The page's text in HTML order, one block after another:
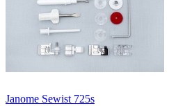
Janome Sewist 725s